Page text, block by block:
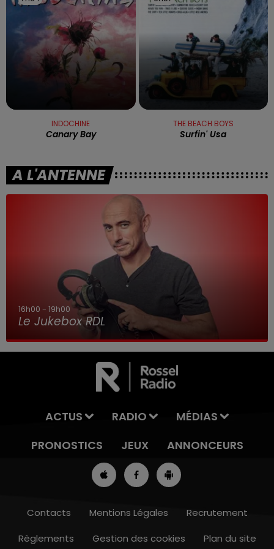
13h00 - 16h00
INDOCHINE
Canary Bay
THE BEACH BOYS
Surfin' Usa
A L'ANTENNE
16h00 - 19h00
Le Jukebox RDL
ACTUS RADIO
MÉDIAS
PRONOSTICS
JEUX ANNONCEURS
Contacts Mentions Légales
Recrutement
Règlements
Gestion des cookies Plan du site